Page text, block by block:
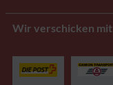
Wir verschicken mit